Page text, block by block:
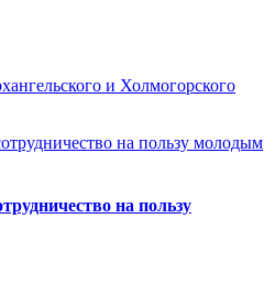
и Холмогорского
на пользу